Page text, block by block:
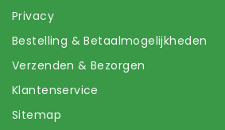
Privacy
Bestelling & Betaalmogelijkheden
Verzenden & Bezorgen
Klantenservice
Sitemap